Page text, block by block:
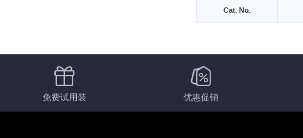
Cat. No.
免费试用装 优惠促销